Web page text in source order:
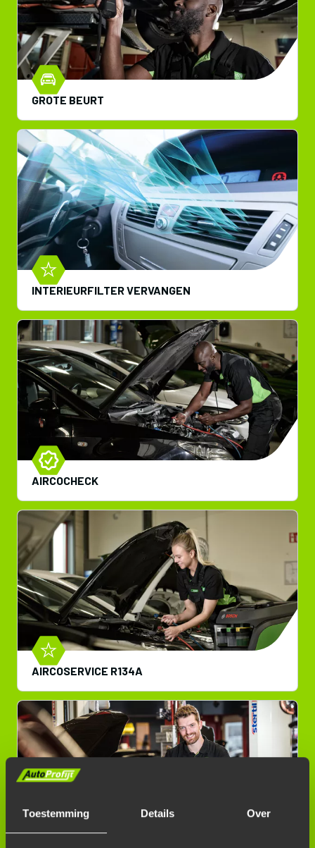
Toestemming Details Over
GROTE BEURT
INTERIEURFILTER VERVANGEN
AIRCOCHECK
AIRCOSERVICE R134A